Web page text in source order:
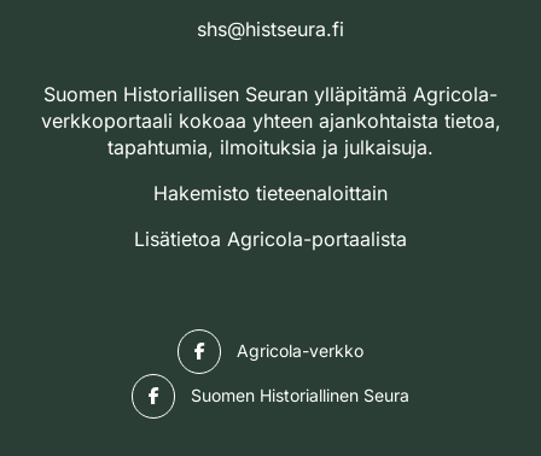
shs@histseura.fi
Suomen Historiallisen Seuran ylläpitämä Agricola-
verkkoportaali kokoaa yhteen ajankohtaista tietoa,
tapahtumia, ilmoituksia ja julkaisuja.
Hakemisto tieteenaloittain
Lisätietoa Agricola-portaalista
Agricola-verkko
Suomen Historiallinen Seura